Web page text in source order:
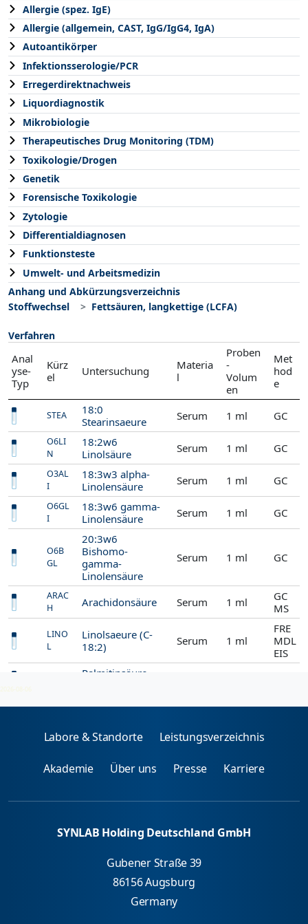
Allergie (spez. IgE)
Allergie (allgemein, CAST, IgG/IgG4, IgA)
Autoantikörper
Infektionsserologie/PCR
Erregerdirektnachweis
Liquordiagnostik
Mikrobiologie
Therapeutisches Drug Monitoring (TDM)
Toxikologie/Drogen
Genetik
Forensische Toxikologie
Zytologie
Differentialdiagnosen
Funktionsteste
Umwelt- und Arbeitsmedizin
Anhang und Abkürzungsverzeichnis
Stoffwechsel
Fettsäuren, langkettige (LCFA)
Verfahren
Anal
yse-
Typ
Kürz
el
Untersuchung
Materia
l
Proben
-
Volum
en
Met
hod
e
STEA
18:0
Stearinsaeure
Serum 1 ml GC
O6LI
N
18:2w6
Linolsäure
Serum 1 ml GC
O3AL
I
18:3w3 alpha-
Linolensäure
Serum 1 ml GC
O6GL
I
18:3w6 gamma-
Linolensäure
Serum 1 ml GC
O6B
GL
20:3w6
Bishomo-
gamma-
Linolensäure
Serum 1 ml GC
ARAC
H
Arachidonsäure Serum 1 ml
GC
MS
LINO
L
Linolsaeure (C-
18:2)
Serum 1 ml
FRE
MDL
EIS
Palmitinsäure
2026-08-06
Labore & Standorte Leistungsverzeichnis
Akademie Über uns Presse Karriere
SYNLAB Holding Deutschland GmbH
Gubener Straße 39
86156 Augsburg
Germany